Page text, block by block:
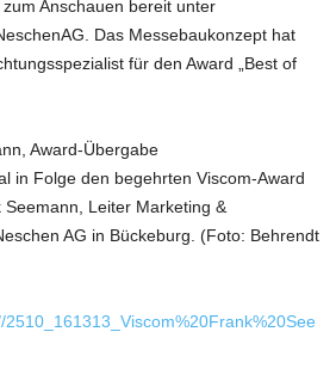
Anschauen bereit unter
Das Messebaukonzept hat
für den Award „Best of
Award-Übergabe
in Folge den begehrten Viscom-Award
Leiter Marketing &
AG in Bückeburg. (Foto: Behrendt